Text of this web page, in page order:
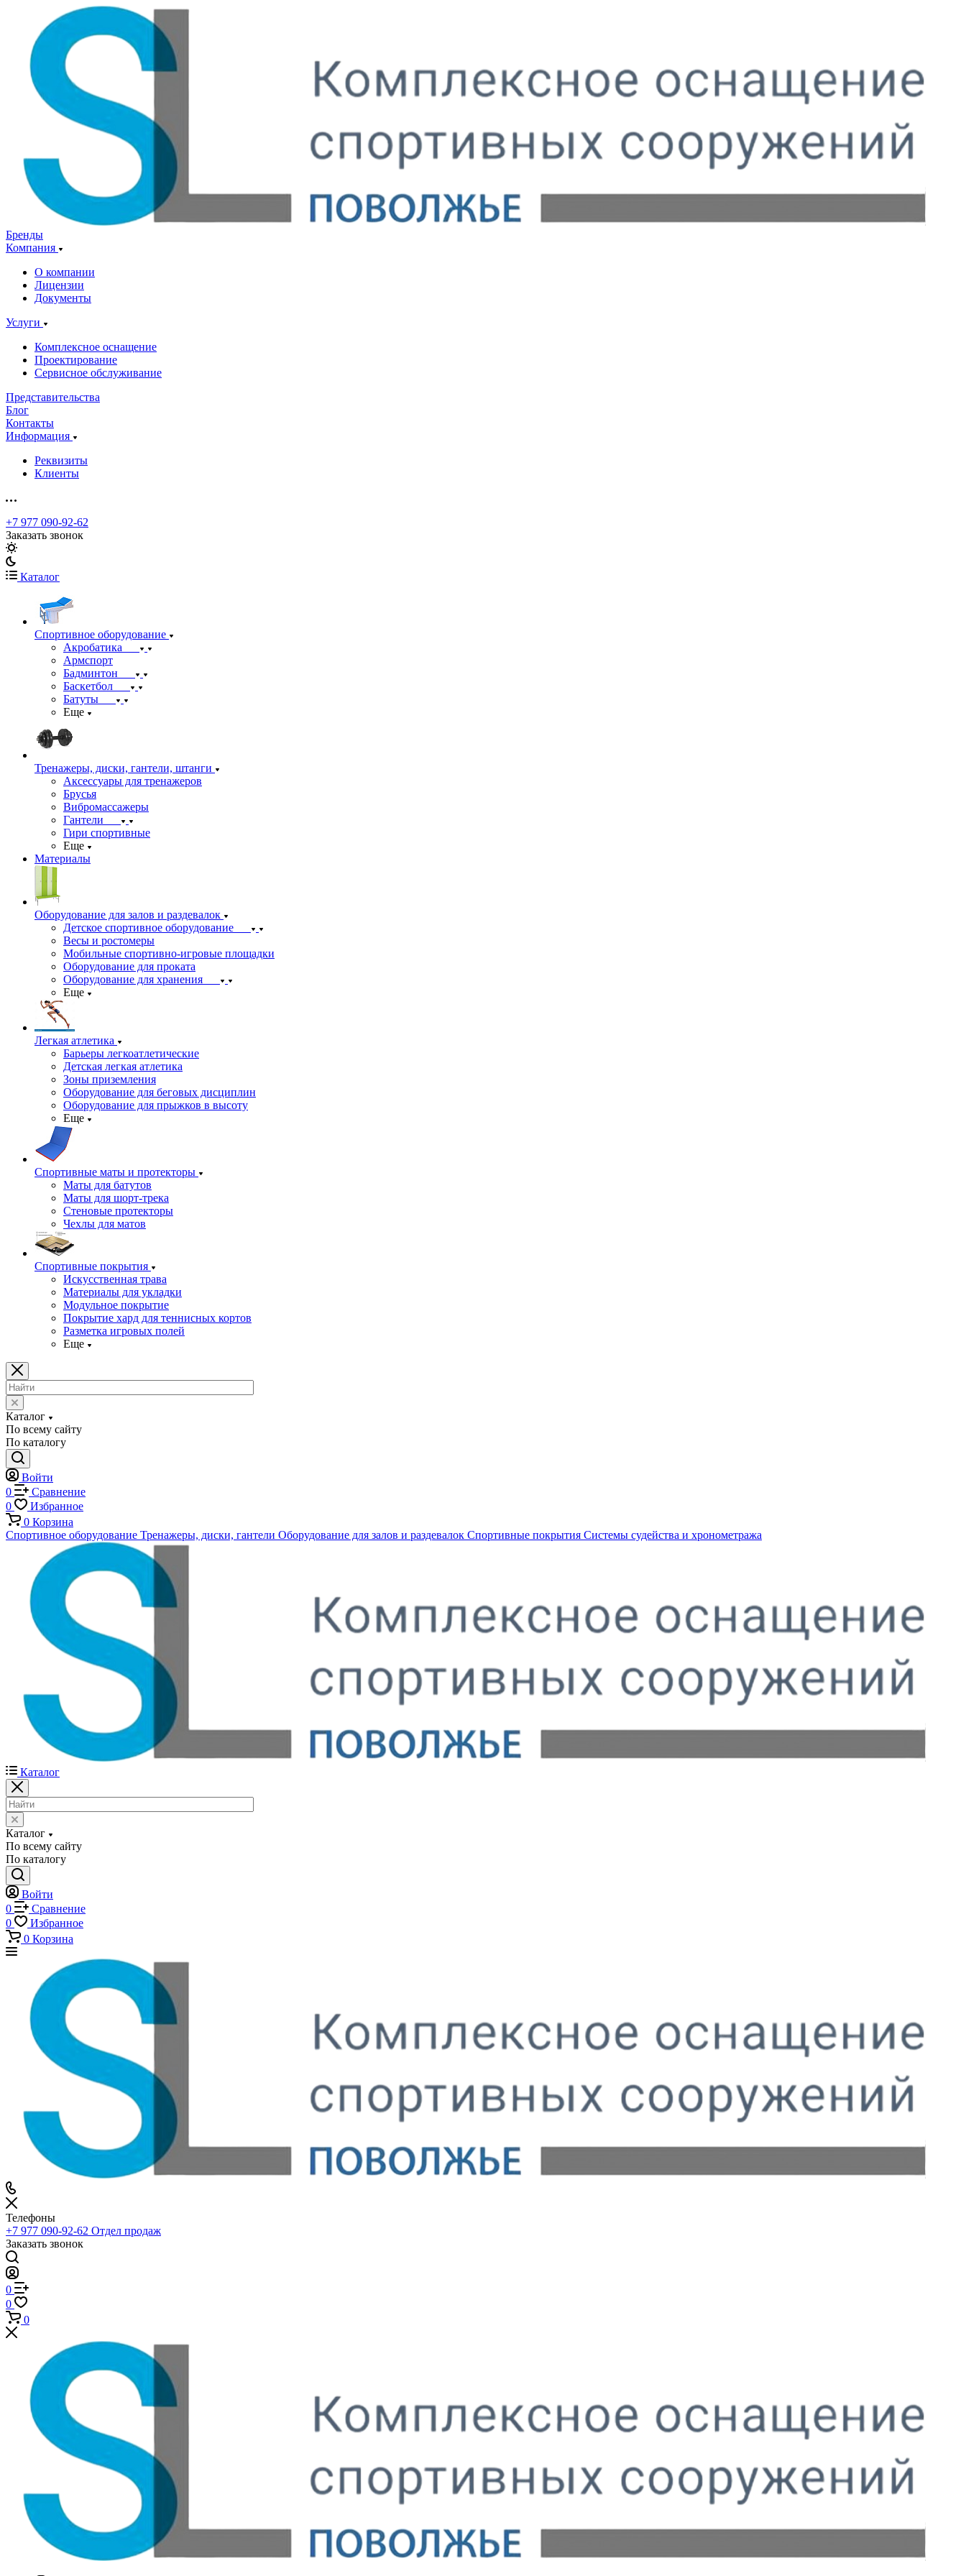
Бренды
Компания
О компании
Лицензии
Документы
Услуги
Комплексное оснащение
Проектирование
Сервисное обслуживание
Представительства
Блог
Контакты
Информация
Реквизиты
Клиенты
+7 977 090-92-62
Заказать звонок
Каталог
Спортивное оборудование
Акробатика
Армспорт
Бадминтон
Баскетбол
Батуты
Еще
Тренажеры, диски, гантели, штанги
Аксессуары для тренажеров
Брусья
Вибромассажеры
Гантели
Гири спортивные
Еще
Материалы
Оборудование для залов и раздевалок
Детское спортивное оборудование
Весы и ростомеры
Мобильные спортивно-игровые площадки
Оборудование для проката
Оборудование для хранения
Еще
Легкая атлетика
Барьеры легкоатлетические
Детская легкая атлетика
Зоны приземления
Оборудование для беговых дисциплин
Оборудование для прыжков в высоту
Еще
Спортивные маты и протекторы
Маты для батутов
Маты для шорт-трека
Стеновые протекторы
Чехлы для матов
Спортивные покрытия
Искусственная трава
Материалы для укладки
Модульное покрытие
Покрытие хард для теннисных кортов
Разметка игровых полей
Еще
Каталог
По всему сайту
По каталогу
Войти
0
Сравнение
0
Избранное
0 Корзина
Спортивное оборудование Тренажеры, диски, гантели Оборудование для залов и раздевалок Спортивные покрытия Системы судейства и хронометража
Каталог
Каталог
По всему сайту
По каталогу
Войти
0
Сравнение
0
Избранное
0 Корзина
Телефоны
+7 977 090-92-62 Отдел продаж
Заказать звонок
0
0
0